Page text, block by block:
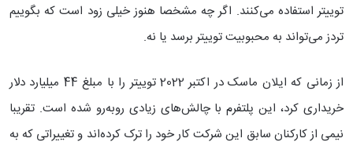
توییتر استفاده می‌کنند. اگر چه مشخصا هنوز خیلی زود است که بگوییم
تردز می‌تواند به محبوبیت توییتر برسد یا نه.
از زمانی که ایلان ماسک در اکتبر 2022 توییتر را با مبلغ 44 میلیارد دلار
خریداری کرد، این پلتفرم با چالش‌های زیادی روبه‌رو شده است. تقریبا
نیمی از کارکنان سابق این شرکت کار خود را ترک کرده‌اند و تغییراتی که به